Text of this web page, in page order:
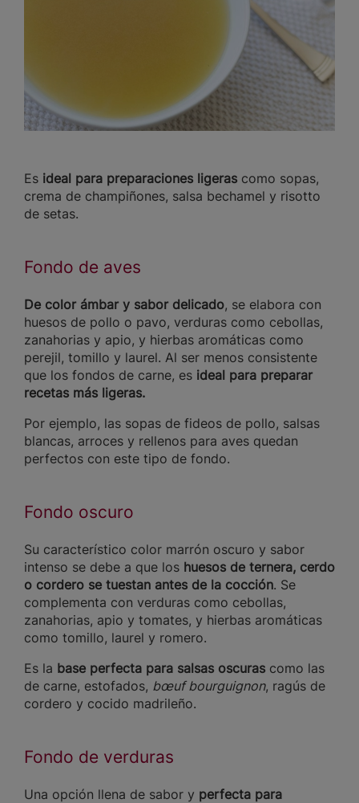
Es ideal para preparaciones ligeras como sopas,
crema de champiñones, salsa bechamel y risotto
de setas.
Fondo de aves
De color ámbar y sabor delicado, se elabora con
huesos de pollo o pavo, verduras como cebollas,
zanahorias y apio, y hierbas aromáticas como
perejil, tomillo y laurel. Al ser menos consistente
que los fondos de carne, es ideal para preparar
recetas más ligeras.
Por ejemplo, las sopas de fideos de pollo, salsas
blancas, arroces y rellenos para aves quedan
perfectos con este tipo de fondo.
Fondo oscuro
Su característico color marrón oscuro y sabor
intenso se debe a que los huesos de ternera, cerdo
o cordero se tuestan antes de la cocción. Se
complementa con verduras como cebollas,
zanahorias, apio y tomates, y hierbas aromáticas
como tomillo, laurel y romero.
Es la base perfecta para salsas oscuras como las
de carne, estofados, bœuf bourguignon, ragús de
cordero y cocido madrileño.
Fondo de verduras
Una opción llena de sabor y perfecta para